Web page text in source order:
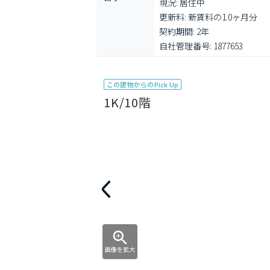
現況: 居住中
更新料: 新賃料の1.0ヶ月分
契約期間: 2年
自社管理番号: 1877653
この建物からのPick Up
1K/10階
画像を拡大